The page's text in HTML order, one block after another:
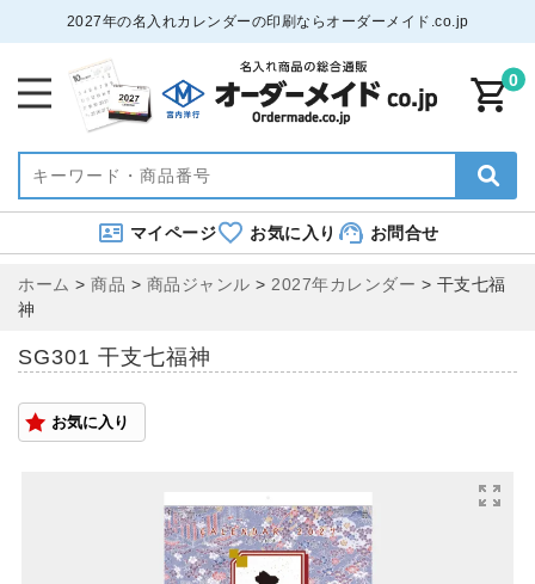
2027年の名入れカレンダーの印刷ならオーダーメイド.co.jp
0
マイページ お気に入り お問合せ
ホーム > 商品 > 商品ジャンル > 2027年カレンダー > 干支七福
神
SG301 干支七福神
お気に入り